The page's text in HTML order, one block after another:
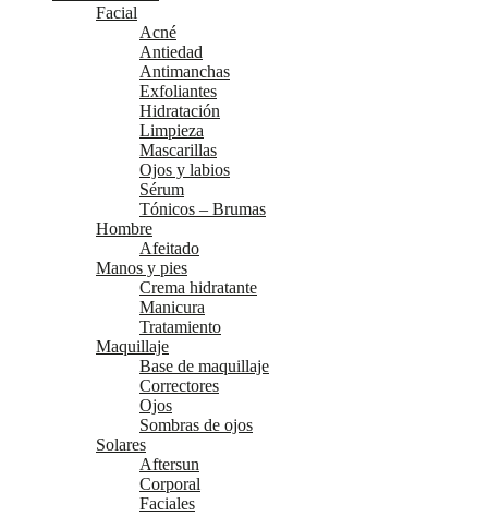
Facial
Acné
Antiedad
Antimanchas
Exfoliantes
Hidratación
Limpieza
Mascarillas
Ojos y labios
Sérum
Tónicos – Brumas
Hombre
Afeitado
Manos y pies
Crema hidratante
Manicura
Tratamiento
Maquillaje
Base de maquillaje
Correctores
Ojos
Sombras de ojos
Solares
Aftersun
Corporal
Faciales